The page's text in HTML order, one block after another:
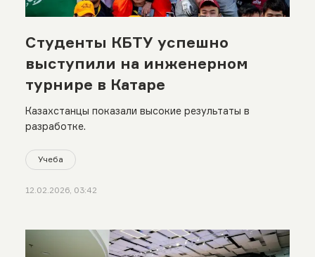
Студенты КБТУ успешно
выступили на инженерном
турнире в Катаре
Казахстанцы показали высокие результаты в
разработке.
Учеба
12.02.2026, 03:42